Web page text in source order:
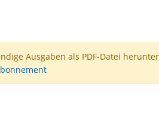
Ausgaben als PDF-Datei